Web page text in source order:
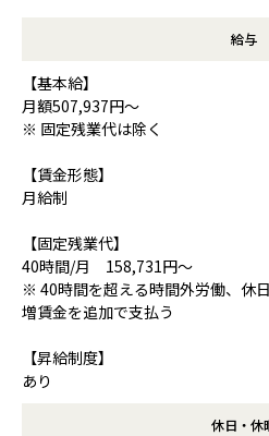
給与
【基本給】
月額507,937円～
※ 固定残業代は除く
【賃金形態】
月給制
【固定残業代】
40時間/月 158,731円～
※ 40時間を超える時間外労働、休
増賃金を追加で支払う
【昇給制度】
あり
休日・休